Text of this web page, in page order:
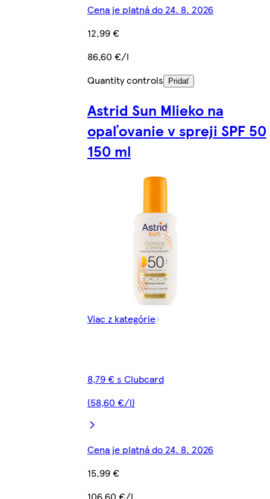
Cena je platná do 24. 8. 2026
12,99 €
86,60 €/l
Quantity controls
Pridať
Astrid Sun Mlieko na
opaľovanie v spreji SPF 50
150 ml
Viac z kategórie
8,79 € s Clubcard
(58,60 €/l)
Cena je platná do 24. 8. 2026
15,99 €